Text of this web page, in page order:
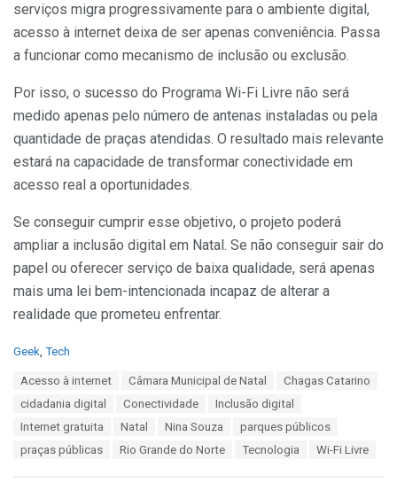
serviços migra progressivamente para o ambiente digital,
acesso à internet deixa de ser apenas conveniência. Passa
a funcionar como mecanismo de inclusão ou exclusão.
Por isso, o sucesso do Programa Wi-Fi Livre não será
medido apenas pelo número de antenas instaladas ou pela
quantidade de praças atendidas. O resultado mais relevante
estará na capacidade de transformar conectividade em
acesso real a oportunidades.
Se conseguir cumprir esse objetivo, o projeto poderá
ampliar a inclusão digital em Natal. Se não conseguir sair do
papel ou oferecer serviço de baixa qualidade, será apenas
mais uma lei bem-intencionada incapaz de alterar a
realidade que prometeu enfrentar.
C
Geek, Tech
Acesso à internet Câmara Municipal de Natal
Chagas Catarino
cidadania digital
Conectividade
Inclusão digital
Internet gratuita
Natal Nina Souza
parques públicos
praças públicas
Rio Grande do Norte Tecnologia Wi-Fi Livre